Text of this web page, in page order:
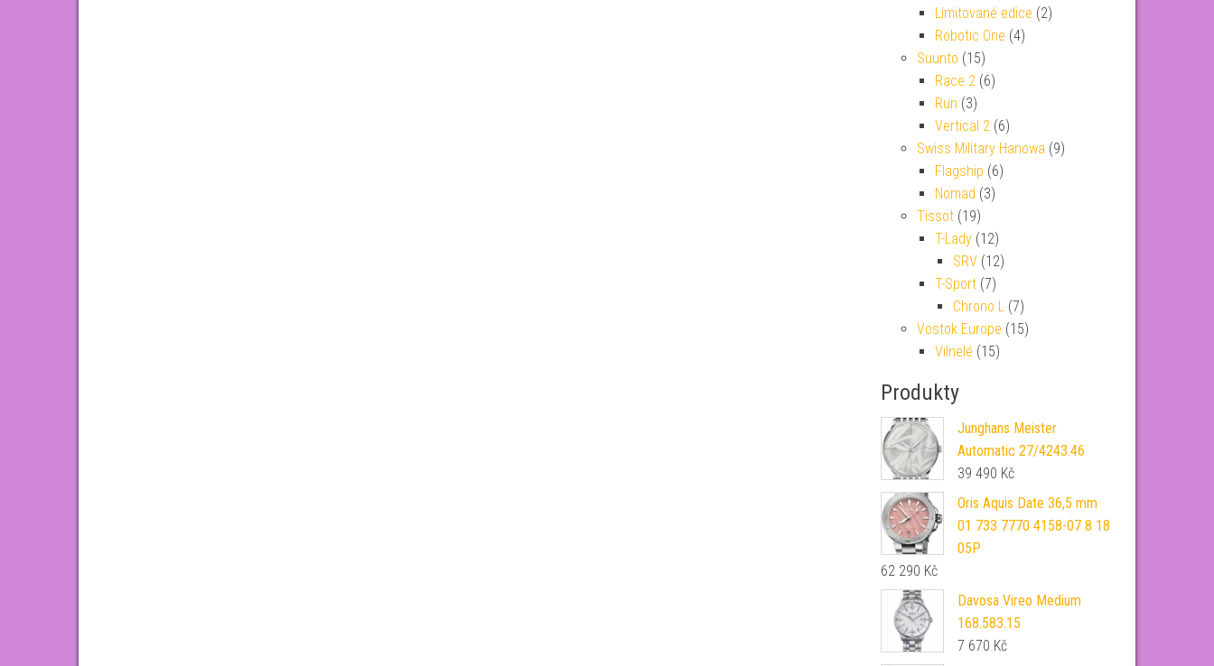
Limitované edice (2)
Robotic One (4)
Suunto (15)
Race 2 (6)
Run (3)
Vertical 2 (6)
Swiss Military Hanowa (9)
Flagship (6)
Nomad (3)
Tissot (19)
T-Lady (12)
SRV (12)
T-Sport (7)
Chrono L (7)
Vostok Europe (15)
Vilnelé (15)
Produkty
Junghans Meister
Automatic 27/4243.46
39 490 Kč
Oris Aquis Date 36,5 mm
01 733 7770 4158-07 8 18
05P
62 290 Kč
Davosa Vireo Medium
168.583.15
7 670 Kč